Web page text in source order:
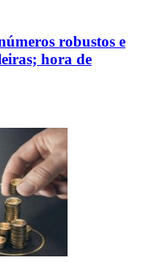
robustos e
hora de